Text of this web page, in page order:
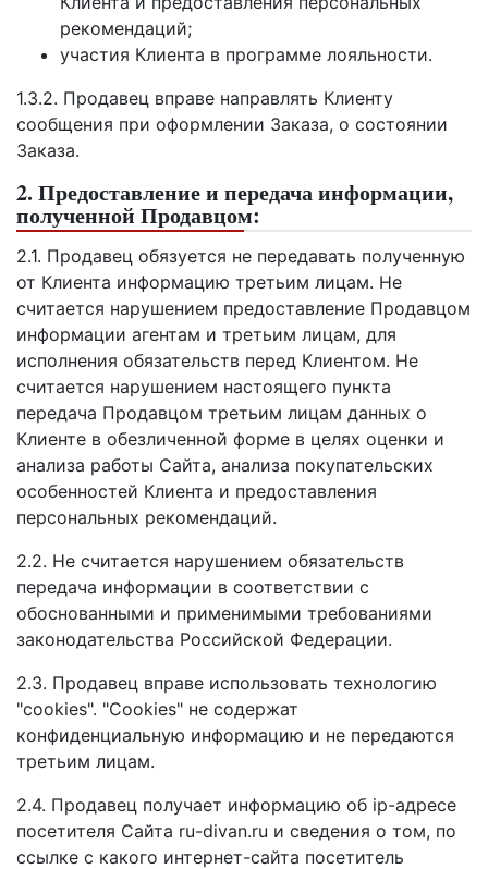
рекомендаций;
участия Клиента в программе лояльности.
1.3.2. Продавец вправе направлять Клиенту
сообщения при оформлении Заказа, о состоянии
Заказа.
2. Предоставление и передача информации,
полученной Продавцом:
2.1. Продавец обязуется не передавать полученную
от Клиента информацию третьим лицам. Не
считается нарушением предоставление Продавцом
информации агентам и третьим лицам, для
исполнения обязательств перед Клиентом. Не
считается нарушением настоящего пункта
передача Продавцом третьим лицам данных о
Клиенте в обезличенной форме в целях оценки и
анализа работы Сайта, анализа покупательских
особенностей Клиента и предоставления
персональных рекомендаций.
2.2. Не считается нарушением обязательств
передача информации в соответствии с
обоснованными и применимыми требованиями
законодательства Российской Федерации.
2.3. Продавец вправе использовать технологию
"cookies". "Cookies" не содержат
конфиденциальную информацию и не передаются
третьим лицам.
2.4. Продавец получает информацию об ip-адресе
посетителя Сайта ru-divan.ru и сведения о том, по
ссылке с какого интернет-сайта посетитель